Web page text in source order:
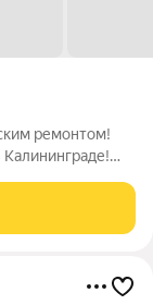
ремонтом!
для